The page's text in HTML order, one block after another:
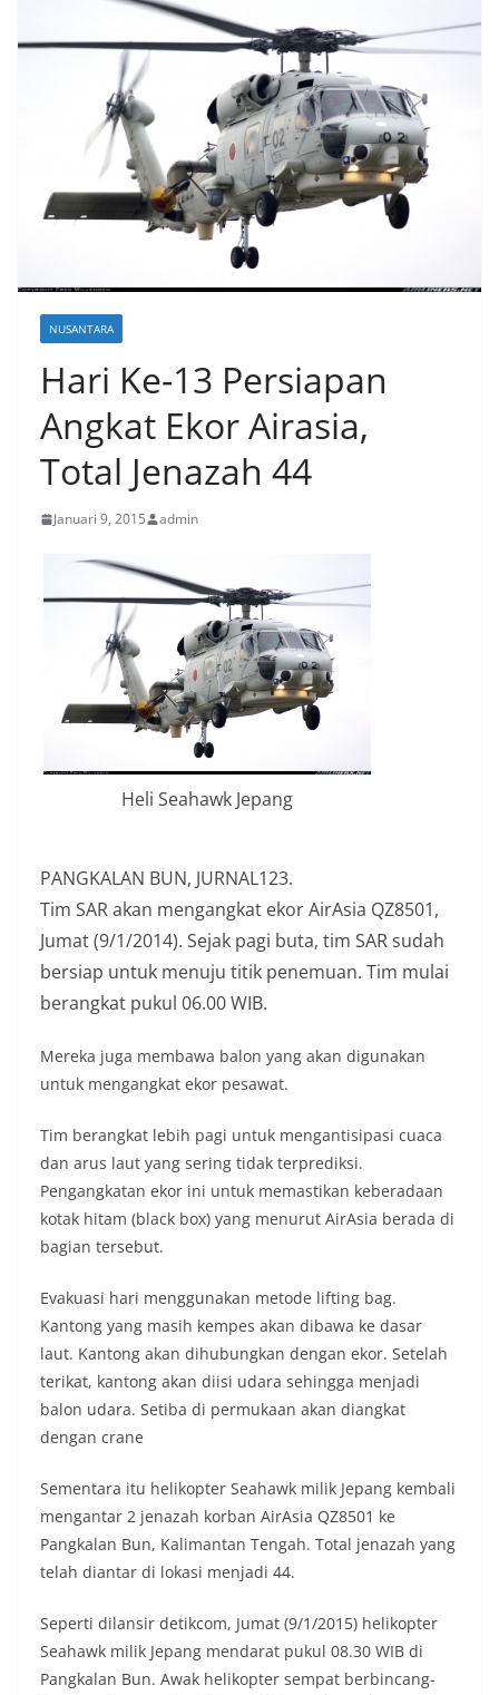
NUSANTARA
Hari Ke-13 Persiapan
Angkat Ekor Airasia,
Total Jenazah 44
Januari 9, 2015 admin
Heli Seahawk Jepang
PANGKALAN BUN, JURNAL123.
Tim SAR akan mengangkat ekor AirAsia QZ8501,
Jumat (9/1/2014). Sejak pagi buta, tim SAR sudah
bersiap untuk menuju titik penemuan. Tim mulai
berangkat pukul 06.00 WIB.
Mereka juga membawa balon yang akan digunakan
untuk mengangkat ekor pesawat.
Tim berangkat lebih pagi untuk mengantisipasi cuaca
dan arus laut yang sering tidak terprediksi.
Pengangkatan ekor ini untuk memastikan keberadaan
kotak hitam (black box) yang menurut AirAsia berada di
bagian tersebut.
Evakuasi hari menggunakan metode lifting bag.
Kantong yang masih kempes akan dibawa ke dasar
laut. Kantong akan dihubungkan dengan ekor. Setelah
terikat, kantong akan diisi udara sehingga menjadi
balon udara. Setiba di permukaan akan diangkat
dengan crane
Sementara itu helikopter Seahawk milik Jepang kembali
mengantar 2 jenazah korban AirAsia QZ8501 ke
Pangkalan Bun, Kalimantan Tengah. Total jenazah yang
telah diantar di lokasi menjadi 44.
Seperti dilansir detikcom, Jumat (9/1/2015) helikopter
Seahawk milik Jepang mendarat pukul 08.30 WIB di
Pangkalan Bun. Awak helikopter sempat berbincang-